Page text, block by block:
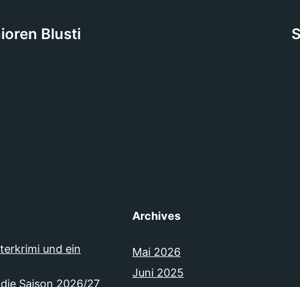
Blusti
und ein
Saison 2026/27
Archives
Mai 2026
Juni 2025